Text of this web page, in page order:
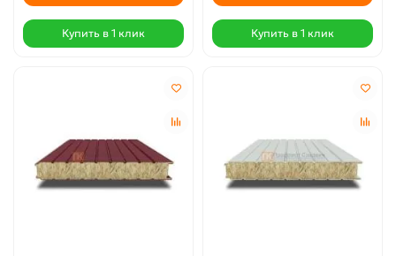
Купить в 1 клик Купить в 1 клик